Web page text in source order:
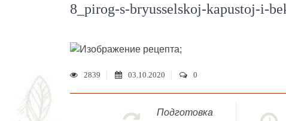
8_pirog-s-bryusselskoj-kapustoj-i-
;
2839 03.10.2020 0
Подготовка